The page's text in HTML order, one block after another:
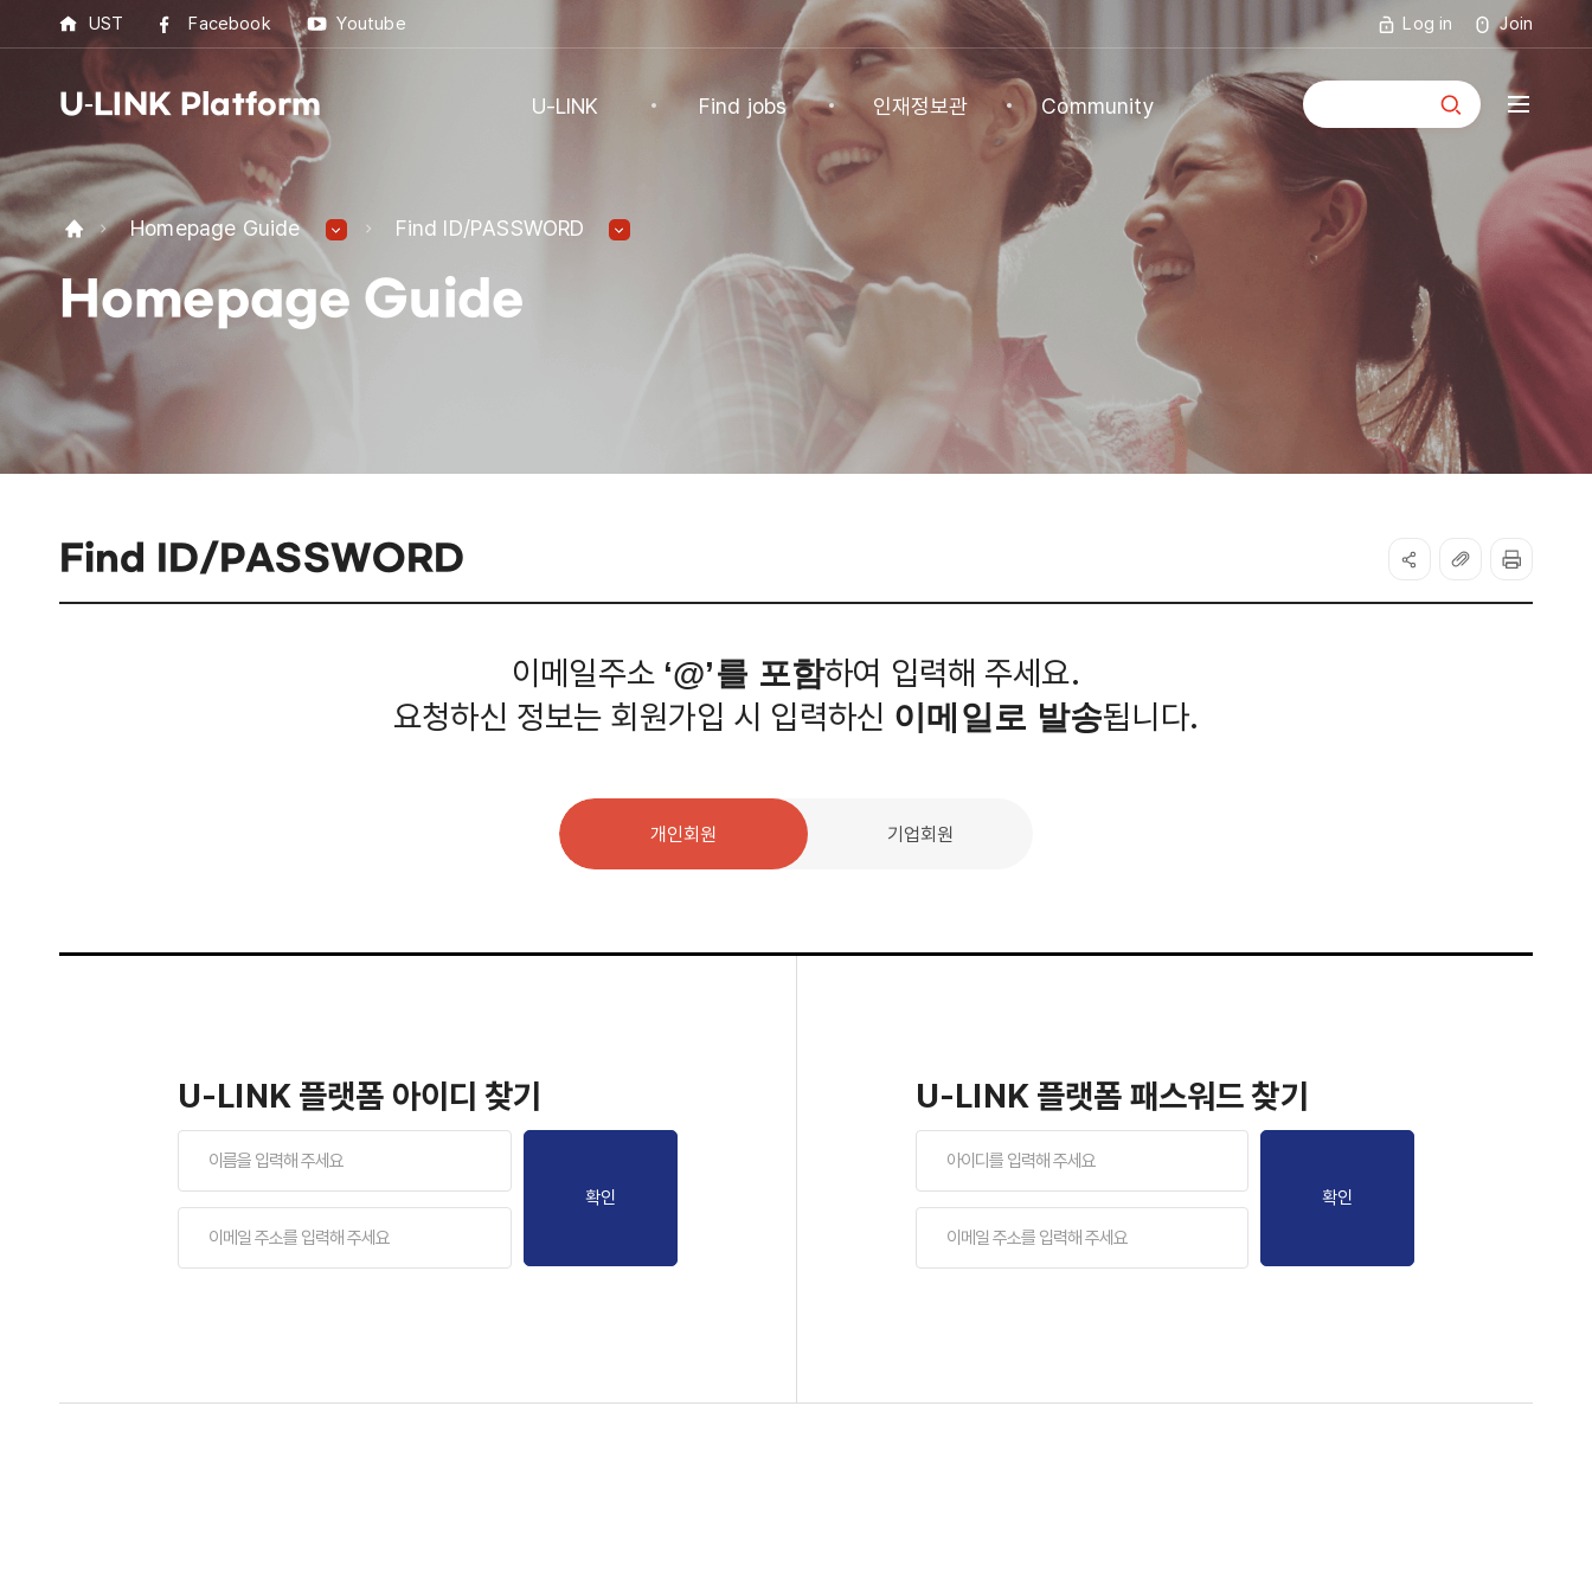
U-LINK Platform
통합검색
U-LINK
Story
Find jobs
Find jobs
Recommended
인재정보관
인재정보(전체)
패스트트랙 특별관
Community
Community
Announcements
UST Facebook Youtube Log in Join
Homepage Guide Find ID/PASSWORD
Homepage Guide
Find ID/PASSWORD
이메일주소 ‘@’를 포함하여 입력해 주세요.
요청하신 정보는 회원가입 시 입력하신 이메일로 발송됩니다.
개인회원 기업회원
U-LINK 플랫폼 아이디 찾기
확인
U-LINK 플랫폼 패스워드 찾기
확인